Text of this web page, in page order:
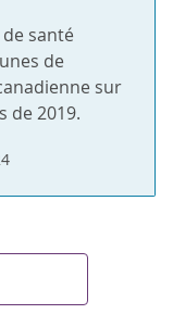
santé
de
sur
de 2019.